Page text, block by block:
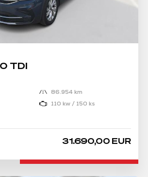
TDI
86.954 km
110 kw / 150 ks
31.690,00 EUR